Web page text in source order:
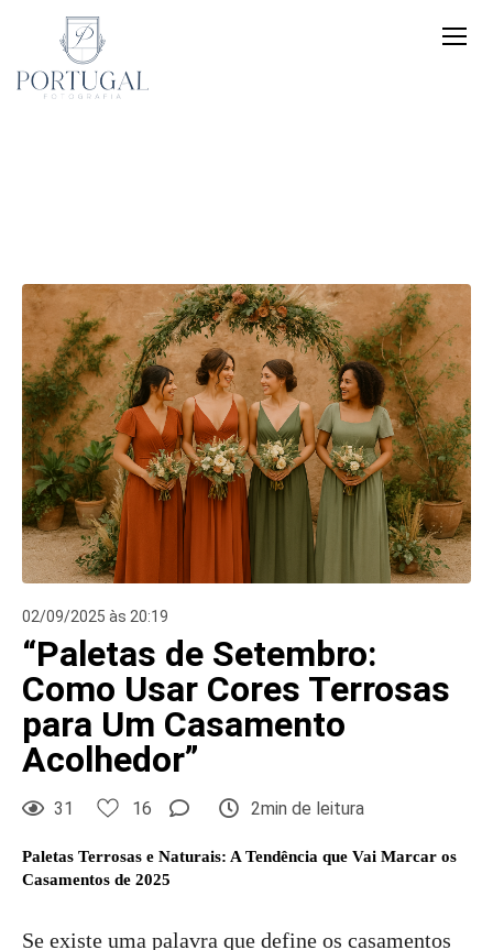
02/09/2025 às 20:19
“Paletas de Setembro:
Como Usar Cores Terrosas
para Um Casamento
Acolhedor”
31 16 2min de leitura
Paletas Terrosas e Naturais: A Tendência que Vai Marcar os
Casamentos de 2025
Se existe uma palavra que define os casamentos